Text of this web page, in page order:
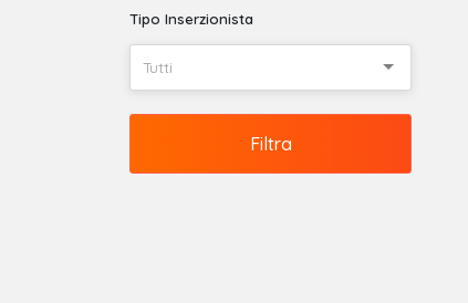
Tipo Inserzionista
Tutti
Filtra